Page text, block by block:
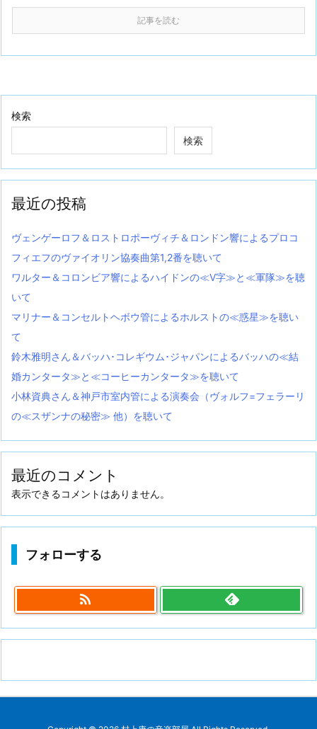
記事を読む
検索
検索
最近の投稿
ヴェンゲーロフ＆ロストロポーヴィチ＆ロンドン響によるプロコ
フィエフのヴァイオリン協奏曲第1,2番を聴いて
ワルター＆コロンビア響によるハイドンの≪V字≫と≪軍隊≫を聴
いて
マリナー＆コンセルトヘボウ管によるホルストの≪惑星≫を聴い
て
鈴木雅明さん＆バッハ･コレギウム･ジャパンによるバッハの≪結
婚カンタータ≫と≪コーヒーカンタータ≫を聴いて
小林資典さん＆神戸市室内管による演奏会（ヴォルフ=フェラーリ
の≪スザンナの秘密≫ 他）を聴いて
最近のコメント
表示できるコメントはありません。
フォローする
